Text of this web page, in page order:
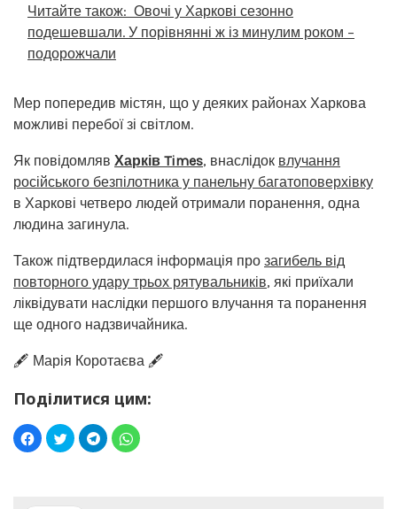
Читайте також: Овочі у Харкові сезонно
подешевшали. У порівнянні ж із минулим роком –
подорожчали
Мер попередив містян, що у деяких районах Харкова
можливі перебої зі світлом.
Як повідомляв Харків Times, внаслідок влучання
російського безпілотника у панельну багатоповерхівку
в Харкові четверо людей отримали поранення, одна
людина загинула.
Також підтвердилася інформація про загибель від
повторного удару трьох рятувальників, які приїхали
ліквідувати наслідки першого влучання та поранення
ще одного надзвичайника.
🖋️ Марія Коротаєва 🖋️
Поділитися цим: